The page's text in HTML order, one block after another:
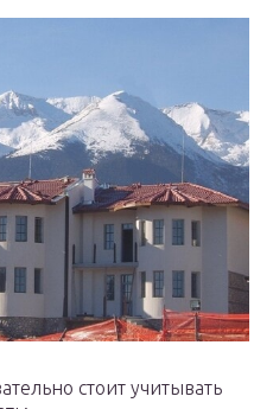
стоит учитывать